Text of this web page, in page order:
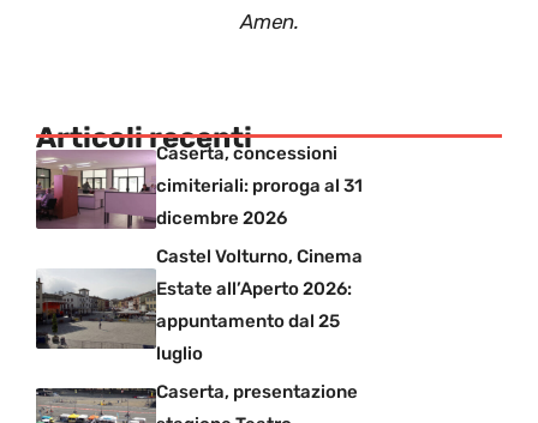
Amen.
Articoli recenti
Caserta, concessioni
cimiteriali: proroga al 31
dicembre 2026
Castel Volturno, Cinema
Estate all’Aperto 2026:
appuntamento dal 25
luglio
Caserta, presentazione